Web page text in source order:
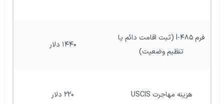
تنظیم وضعیت)
۱۴۴۰ دلار
هزینه مهاجرت USCIS ۲۲۰ دلار